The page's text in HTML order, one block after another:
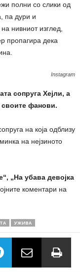
полни со слики од
па дури и
нивниот изглед,
пропагира дека
Instagram
сопруга Хејли, а
своите фанови.
на која одблизу
на нејзиното
„На убава девојка
коментари на
УЖИВА